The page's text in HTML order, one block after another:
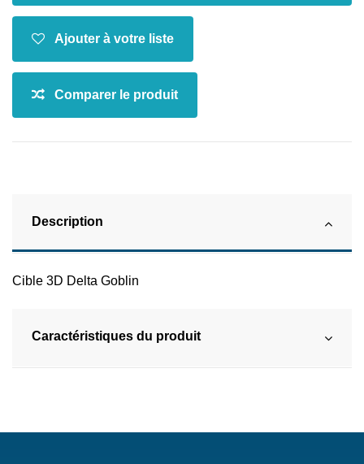
Description
Cible 3D Delta Goblin
Caractéristiques du produit